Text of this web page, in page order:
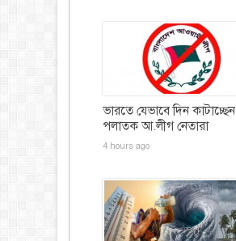
ভারতে যেভাবে দিন কাটাচ্ছেন
পলাতক আ.লীগ নেতারা
4 hours ago